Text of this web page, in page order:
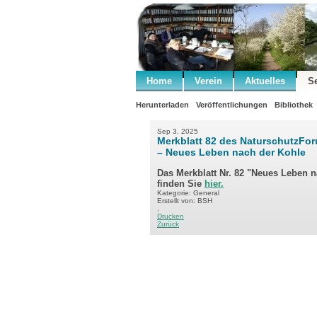
Home Verein Aktuelles
Herunterladen Veröffentlichungen Bibliothek
Sep 3, 2025
Merkblatt 82 des
– Neues Leben nach der Kohle
Das Merkblatt Nr. 82 "Neues Leben
finden Sie hier.
Kategorie: General
Erstellt von: BSH
Drucken
Zurück